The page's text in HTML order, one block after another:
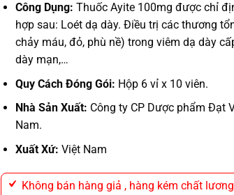
Công Dụng: Thuốc Ayite 100mg được chỉ
hợp sau: Loét dạ dày. Điều trị các thương
chảy máu, đỏ, phù nề) trong viêm dạ dày
dày mạn,…
Quy Cách Đóng Gói: Hộp 6 vỉ x 10 viên.
Nhà Sản Xuất: Công ty CP Dược phẩm Đạt
Nam.
Xuất Xứ: Việt Nam
Không bán hàng giả , hàng kém chất lương